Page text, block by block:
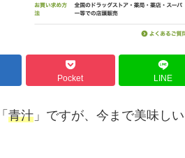
Pocket LINE
青汁 」ですが、今まで美味し